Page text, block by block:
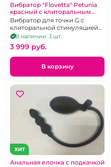
Вибратор "Flovetta" Petunia
красный с клиторальным
стимулятором
Вибратор для точки G с
клиторальной стимуляцией
на батарейках
В наличии: 3 шт.
3 999 pуб.
В корзину
ХИТ
Анальная елочка с подкачкой